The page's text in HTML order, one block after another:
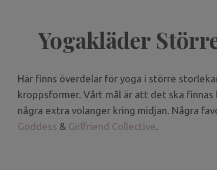
Yogakläder
Här finns överdelar för yoga i större
kroppsformer. Vårt mål är att det ska finnas
några extra volanger kring midjan. Några
Goddess & Girlfriend Collective.